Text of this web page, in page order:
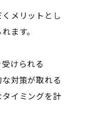
メリットとし
ます。
けられる
対策が取れる
イミングを計